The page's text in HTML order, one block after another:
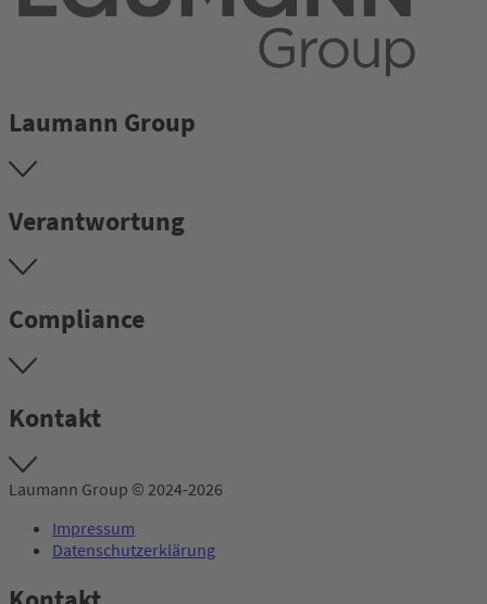
Laumann Group
Verantwortung
Compliance
Kontakt
Laumann Group © 2024-2026
Impressum
Datenschutzerklärung